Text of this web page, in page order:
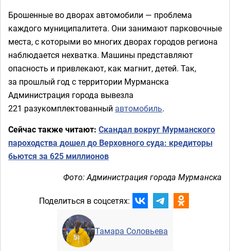
Брошенные во дворах автомобили — проблема
каждого муниципалитета. Они занимают парковочные
места, с которыми во многих дворах городов региона
наблюдается нехватка. Машины представляют
опасность и привлекают, как магнит, детей. Так,
за прошлый год с территории Мурманска
Администрация города вывезла
221 разукомплектованный автомобиль.
Сейчас также читают: Скандал вокруг Мурманского
пароходства дошел до Верховного суда: кредиторы
бьются за 625 миллионов
Фото: Администрация города Мурманска
Поделиться в соцсетях:
Тамара Соловьева